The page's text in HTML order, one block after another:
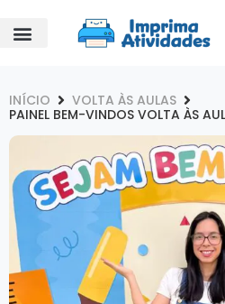
INÍCIO
VOLTA ÀS AULAS
PAINEL BEM-VINDOS VOLTA ÀS